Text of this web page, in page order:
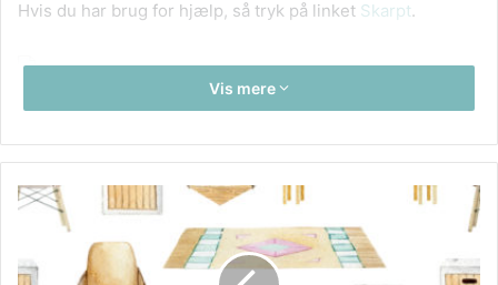
Hvis du har brug for hjælp, så tryk på linket Skarpt.
der vil generere trafik til dit websted. Dette omfatter
forståelse af SEO-strategier som valg af nøgleord og
optimering af indhold samt forskning i effektive metoder til
PPC-annoncering, e-mailmarkedsføring, markedsføring på
sociale medier og influencer outreach. Når alle disse
Vis mere